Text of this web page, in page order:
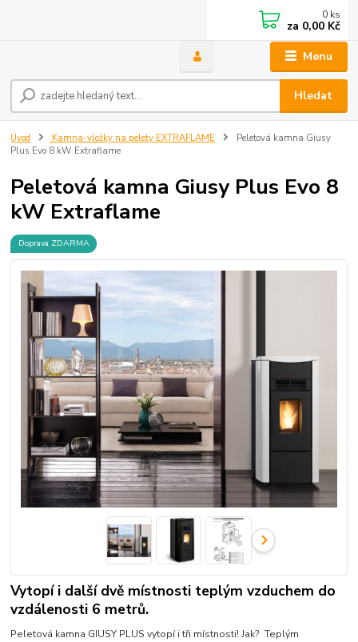
Menu
Hledat
0 ks
za 0,00 Kč
Úvod Kamna-vložky na pelety EXTRAFLAME
Peletová kamna Giusy
Plus Evo 8 kW Extraflame
Peletová kamna Giusy Plus Evo 8
kW Extraflame
Doprava ZDARMA
Vytopí i další dvě místnosti teplým vzduchem do
vzdálenosti 6 metrů.
Peletová kamna GIUSY PLUS vytopí i tři místnosti! Jak? Teplým